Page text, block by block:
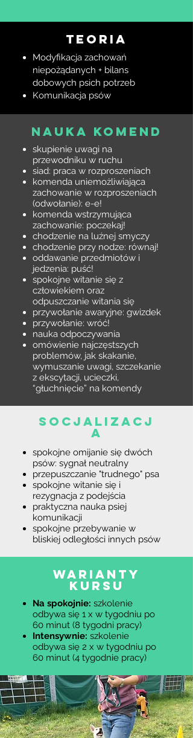
TEORIA
Modyfikacja zachowań
niepożądanych + bilans
dobowych psich potrzeb
Komunikacja psów
NAUKA KOMEND
skupienie uwagi na
przewodniku​ w ruchu
siad: praca w rozproszeniach
komenda uniemożliwiająca
zachowanie w rozproszeniach
(odwołanie): e-e!
komenda wstrzymująca
zachowanie: poczekaj!
chodzenie na luźnej smyczy
chodzenie przy nodze: równaj!
oddawanie przedmiotów i
jedzenia: puść!
spokojne witanie się z
człowiekiem oraz
odpuszczanie witania się
przywołanie awaryjne: gwizdek
przywołanie: wróć!
nauka odpoczywania
omówienie najczęstszych
problemów, jak skakanie,
wymuszanie uwagi, szczekanie
z ekscytacji, ucieczki,
“głuchnięcie” na komendy
SOCJALIZACJ
A
spokojne omijanie się dwóch
psów​: sygnał neutralny
przepuszczanie "trudnego" psa
spokojne witanie się i
rezygnacja z podejścia
praktyczna nauka psiej
komunikacji
spokojne przebywanie w
bliskiej odległości innych psów
WARIANTY
KURSU
Na spokojnie: szkolenie
odbywa się 1 x w tygodniu po
60 minut (8 tygodni pracy)
Intensywnie: szkolenie
odbywa się 2 x w tygodniu po
60 minut (4 tygodnie pracy)